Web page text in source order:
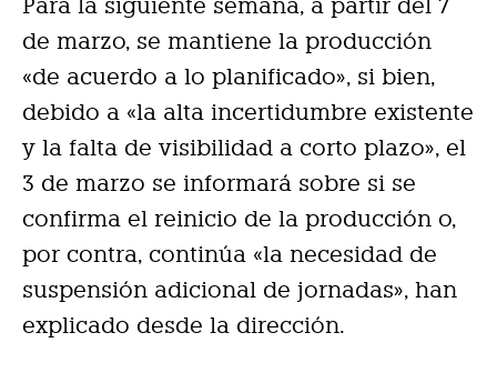
Para la siguiente semana, a partir del 7
de marzo, se mantiene la producción
«de acuerdo a lo planificado», si bien,
debido a «la alta incertidumbre existente
y la falta de visibilidad a corto plazo», el
3 de marzo se informará sobre si se
confirma el reinicio de la producción o,
por contra, continúa «la necesidad de
suspensión adicional de jornadas», han
explicado desde la dirección.